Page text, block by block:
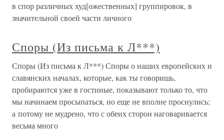
в спор различных худ[ожественных] группировок, в
значительной своей части личного
Споры (Из письма к Л***)
Споры (Из письма к Л***) Споры о наших европейских и
славянских началах, которые, как ты говоришь,
пробираются уже в гостиные, показывают только то, что
мы начинаем просыпаться, но еще не вполне проснулись;
а потому не мудрено, что с обеих сторон наговаривается
весьма много